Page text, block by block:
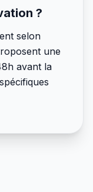
?
selon
une
avant la